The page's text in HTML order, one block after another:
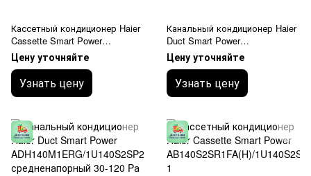
Кассетный кондиционер Haier
Cassette Smart Power
AB140S2SR1FA(H)/1U140S2SN
1FB
Цену уточняйте
Узнать цену
Канальный кондиционер Haier
Duct Smart Power
AD140S2SM3FA/1U140S2SN1F
B средненапорный 25-150 Pа
Цену уточняйте
Узнать цену